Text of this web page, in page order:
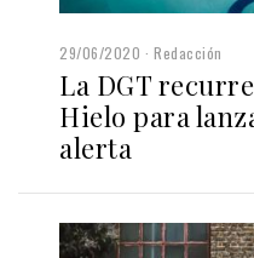
29/06/2020 Redacción
La DGT
Hielo para
alerta